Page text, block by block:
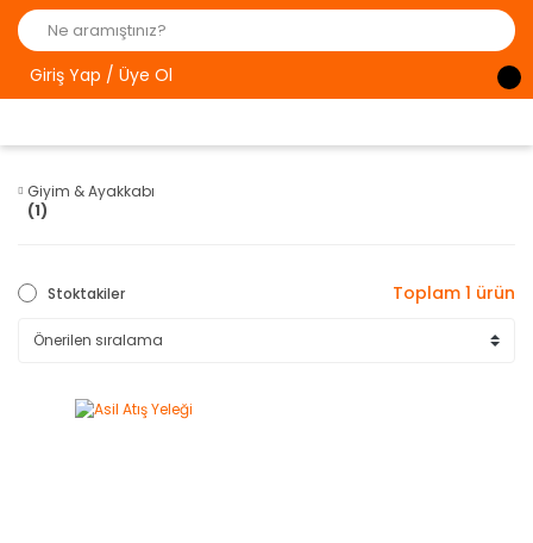
Giriş Yap / Üye Ol
Giyim & Ayakkabı
(1)
Stoktakiler Toplam 1 ürün